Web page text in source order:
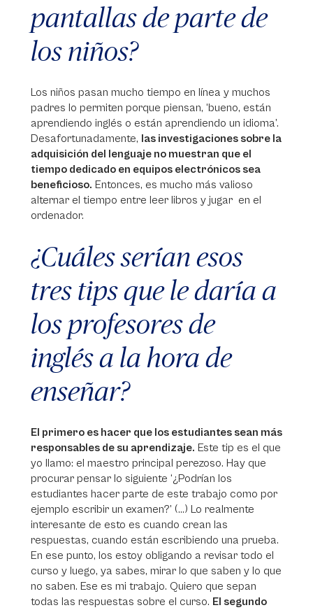
pantallas de parte de
los niños?
Los niños pasan mucho tiempo en línea y muchos
padres lo permiten porque piensan, ‘bueno, están
aprendiendo inglés o están aprendiendo un idioma’.
Desafortunadamente, las investigaciones sobre la
adquisición del lenguaje no muestran que el
tiempo dedicado en equipos electrónicos sea
beneficioso. Entonces, es mucho más valioso
alternar el tiempo entre leer libros y jugar en el
ordenador.
¿Cuáles serían esos
tres tips que le daría a
los profesores de
inglés a la hora de
enseñar?
El primero es hacer que los estudiantes sean más
responsables de su aprendizaje. Este tip es el que
yo llamo: el maestro principal perezoso. Hay que
procurar pensar lo siguiente ‘¿Podrían los
estudiantes hacer parte de este trabajo como por
ejemplo escribir un examen?’ (...) Lo realmente
interesante de esto es cuando crean las
respuestas, cuando están escribiendo una prueba.
En ese punto, los estoy obligando a revisar todo el
curso y luego, ya sabes, mirar lo que saben y lo que
no saben. Ese es mi trabajo. Quiero que sepan
todas las respuestas sobre el curso. El segundo